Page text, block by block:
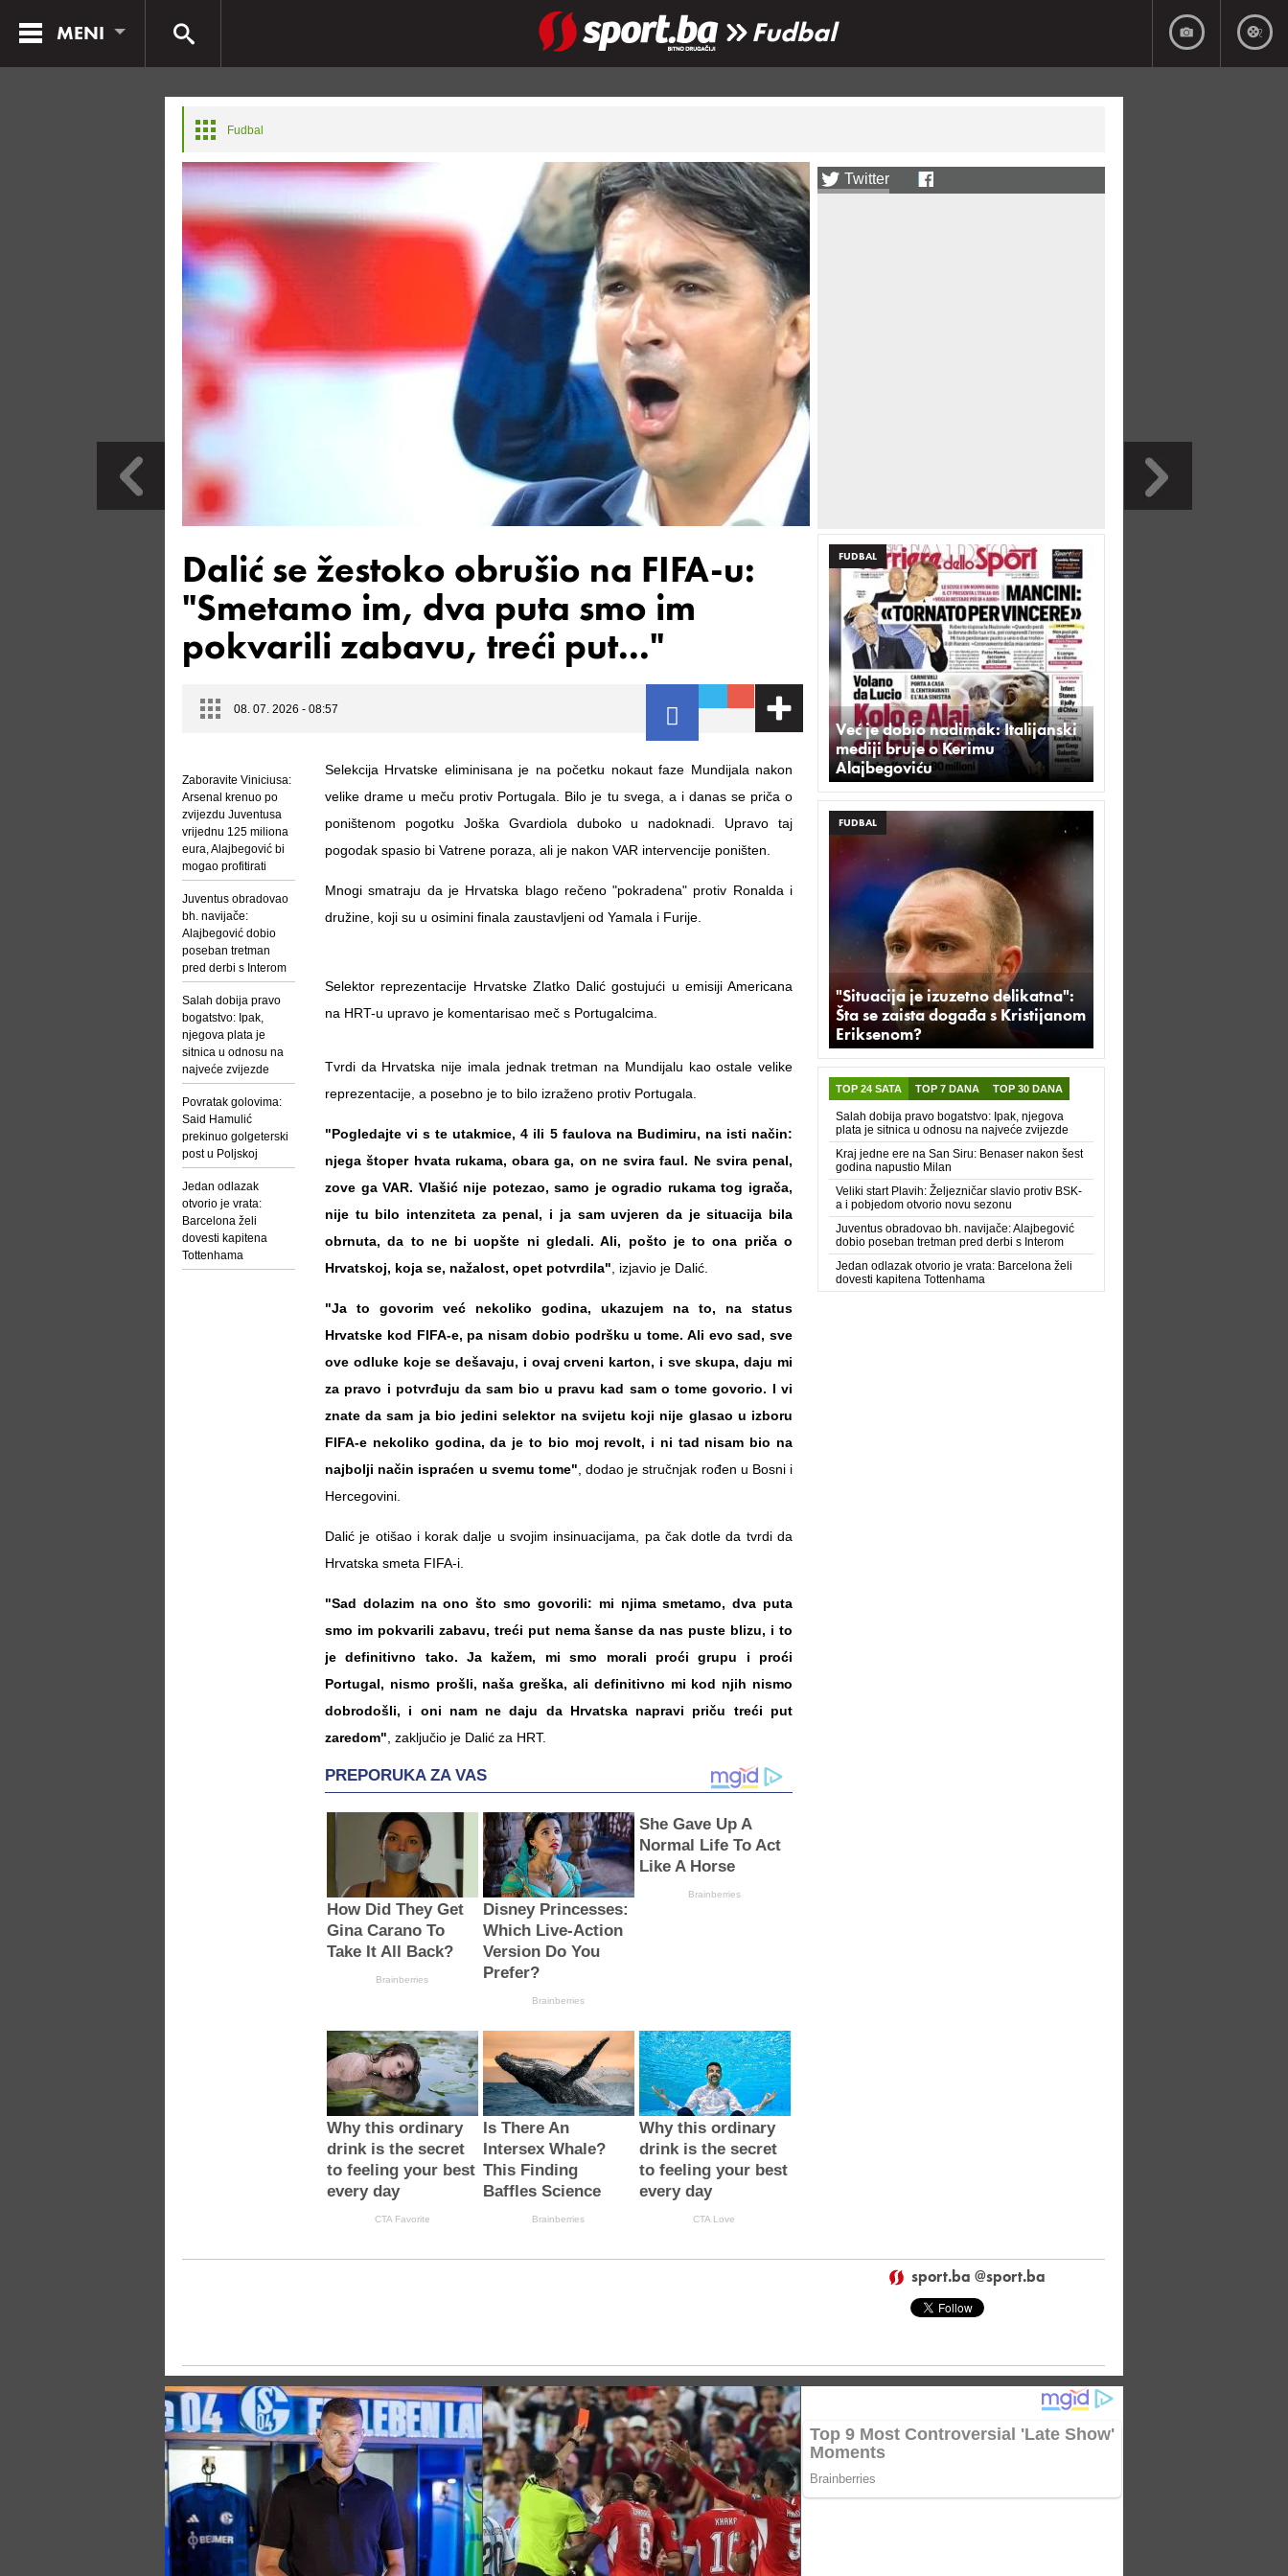
MENI Fudbal
Fudbal
Dalić se žestoko obrušio na FIFA-u:
"Smetamo im, dva puta smo im
pokvarili zabavu, treći put..."
08. 07. 2026 - 08:57
Zaboravite Viniciusa:
Arsenal krenuo po
zvijezdu Juventusa
vrijednu 125 miliona
eura, Alajbegović bi
mogao profitirati
Juventus obradovao
bh. navijače:
Alajbegović dobio
poseban tretman
pred derbi s Interom
Salah dobija pravo
bogatstvo: Ipak,
njegova plata je
sitnica u odnosu na
najveće zvijezde
Povratak golovima:
Said Hamulić
prekinuo golgeterski
post u Poljskoj
Jedan odlazak
otvorio je vrata:
Barcelona želi
dovesti kapitena
Tottenhama
Selekcija Hrvatske eliminisana je na početku nokaut faze Mundijala nakon
velike drame u meču protiv Portugala. Bilo je tu svega, a i danas se priča o
poništenom pogotku Joška Gvardiola duboko u nadoknadi. Upravo taj
pogodak spasio bi Vatrene poraza, ali je nakon VAR intervencije poništen.
Mnogi smatraju da je Hrvatska blago rečeno "pokradena" protiv Ronalda i
družine, koji su u osimini finala zaustavljeni od Yamala i Furije.
Selektor reprezentacije Hrvatske Zlatko Dalić gostujući u emisiji Americana
na HRT-u upravo je komentarisao meč s Portugalcima.
Tvrdi da Hrvatska nije imala jednak tretman na Mundijalu kao ostale velike
reprezentacije, a posebno je to bilo izraženo protiv Portugala.
"Pogledajte vi s te utakmice, 4 ili 5 faulova na Budimiru, na isti način:
njega štoper hvata rukama, obara ga, on ne svira faul. Ne svira penal,
zove ga VAR. Vlašić nije potezao, samo je ogradio rukama tog igrača,
nije tu bilo intenziteta za penal, i ja sam uvjeren da je situacija bila
obrnuta, da to ne bi uopšte ni gledali. Ali, pošto je to ona priča o
Hrvatskoj, koja se, nažalost, opet potvrdila" , izjavio je Dalić.
"Ja to govorim već nekoliko godina, ukazujem na to, na status
Hrvatske kod FIFA-e, pa nisam dobio podršku u tome. Ali evo sad, sve
ove odluke koje se dešavaju, i ovaj crveni karton, i sve skupa, daju mi
za pravo i potvrđuju da sam bio u pravu kad sam o tome govorio. I vi
znate da sam ja bio jedini selektor na svijetu koji nije glasao u izboru
FIFA-e nekoliko godina, da je to bio moj revolt, i ni tad nisam bio na
najbolji način ispraćen u svemu tome" , dodao je stručnjak rođen u Bosni i
Hercegovini.
Dalić je otišao i korak dalje u svojim insinuacijama, pa čak dotle da tvrdi da
Hrvatska smeta FIFA-i.
"Sad dolazim na ono što smo govorili: mi njima smetamo, dva puta
smo im pokvarili zabavu, treći put nema šanse da nas puste blizu, i to
je definitivno tako. Ja kažem, mi smo morali proći grupu i proći
Portugal, nismo prošli, naša greška, ali definitivno mi kod njih nismo
dobrodošli, i oni nam ne daju da Hrvatska napravi priču treći put
zaredom" , zaključio je Dalić za HRT.
Twitter
FUDBAL
Već je dobio nadimak: Italijanski
mediji bruje o Kerimu
Alajbegoviću
FUDBAL
"Situacija je izuzetno delikatna":
Šta se zaista događa s Kristijanom
Eriksenom?
TOP 24 SATA TOP 7 DANA TOP 30 DANA
Salah dobija pravo bogatstvo: Ipak, njegova
plata je sitnica u odnosu na najveće zvijezde
Kraj jedne ere na San Siru: Benaser nakon šest
godina napustio Milan
Veliki start Plavih: Željezničar slavio protiv BSK-
a i pobjedom otvorio novu sezonu
Juventus obradovao bh. navijače: Alajbegović
dobio poseban tretman pred derbi s Interom
Jedan odlazak otvorio je vrata: Barcelona želi
dovesti kapitena Tottenhama
sport.ba @sport.ba